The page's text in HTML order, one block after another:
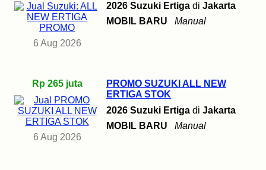
6 Aug 2026
2026 Suzuki Ertiga di Jakarta
MOBIL BARU
Manual
Rp 265 juta
6 Aug 2026
PROMO SUZUKI ALL NEW
ERTIGA STOK
2026 Suzuki Ertiga di Jakarta
MOBIL BARU
Manual